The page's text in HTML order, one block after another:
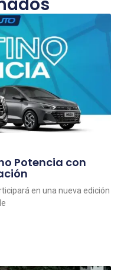
Potencia con
en una nueva edición